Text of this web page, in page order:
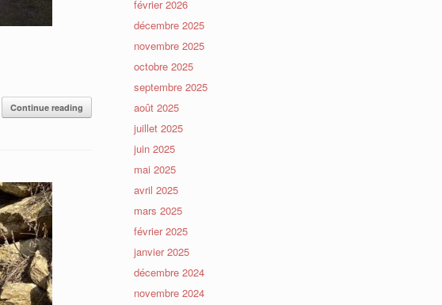
Continue reading
février 2026
décembre 2025
novembre 2025
octobre 2025
septembre 2025
août 2025
juillet 2025
juin 2025
mai 2025
avril 2025
mars 2025
février 2025
janvier 2025
décembre 2024
novembre 2024